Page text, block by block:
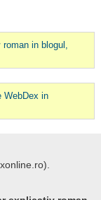
in blogul,
WebDex in